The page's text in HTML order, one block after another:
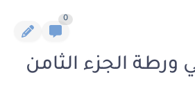
0
ورطة الجزء الثامن